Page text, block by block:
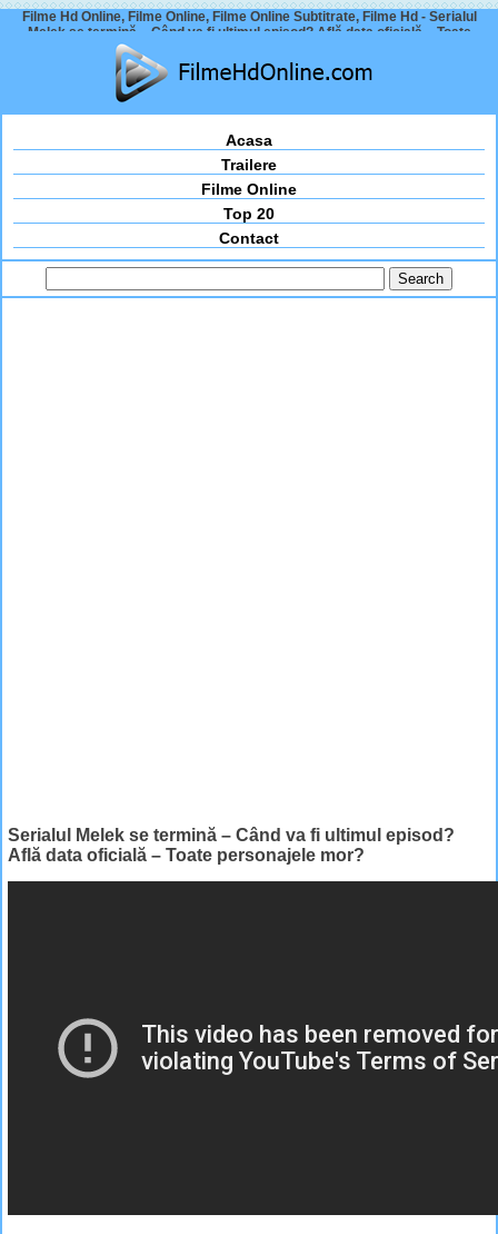
Filme Hd Online, Filme Online, Filme Online Subtitrate, Filme Hd - Serialul
Melek se termină – Când va fi ultimul episod? Află data oficială – Toate
Acasa
Trailere
Filme Online
Top 20
Contact
Serialul Melek se termină – Când va fi ultimul episod?
Află data oficială – Toate personajele mor?